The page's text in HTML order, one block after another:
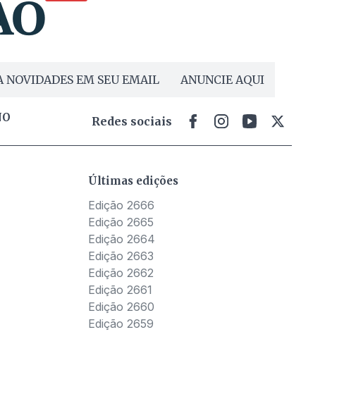
NOVIDADES EM SEU EMAIL ANUNCIE AQUI
Redes sociais
Últimas edições
Edição 2666
Edição 2665
Edição 2664
Edição 2663
Edição 2662
Edição 2661
Edição 2660
Edição 2659